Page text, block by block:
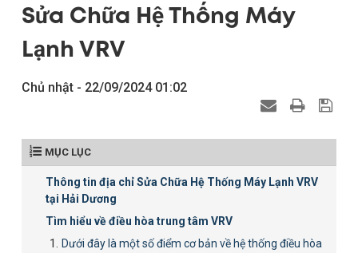
Sửa Chữa Hệ Thống Máy
Lạnh VRV
Chủ nhật - 22/09/2024 01:02
MỤC LỤC
Thông tin địa chỉ Sửa Chữa Hệ Thống Máy Lạnh VRV
tại Hải Dương
Tìm hiểu về điều hòa trung tâm VRV
Dưới đây là một số điểm cơ bản về hệ thống điều hòa